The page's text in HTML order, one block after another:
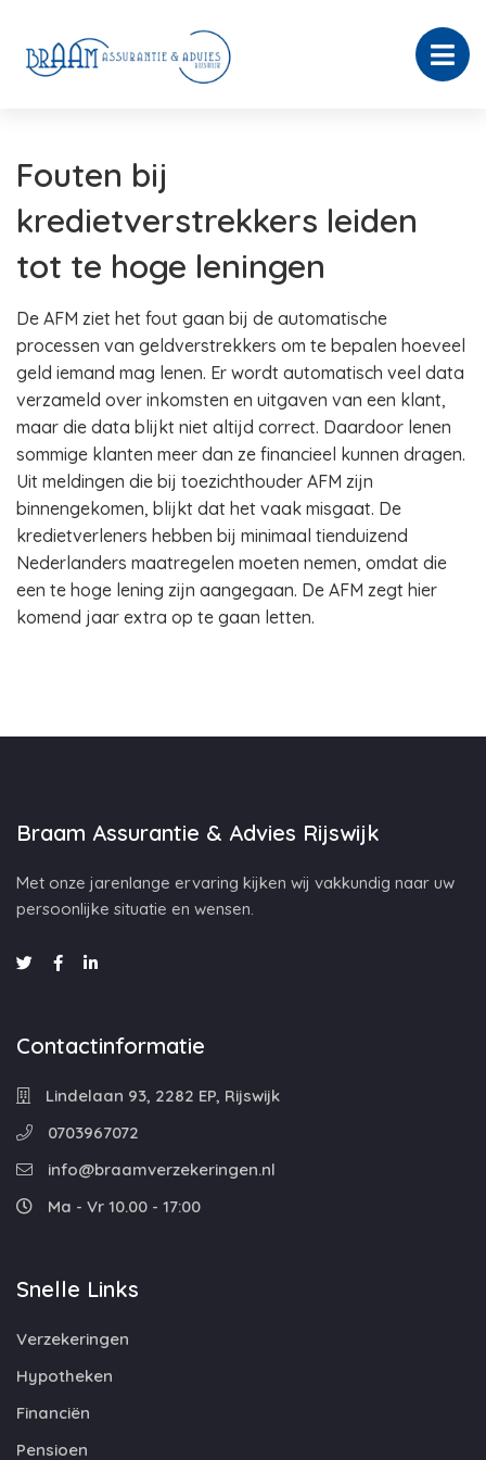
Fouten bij
kredietverstrekkers leiden
tot te hoge leningen
De AFM ziet het fout gaan bij de automatische
processen van geldverstrekkers om te bepalen hoeveel
geld iemand mag lenen. Er wordt automatisch veel data
verzameld over inkomsten en uitgaven van een klant,
maar die data blijkt niet altijd correct. Daardoor lenen
sommige klanten meer dan ze financieel kunnen dragen.
Uit meldingen die bij toezichthouder AFM zijn
binnengekomen, blijkt dat het vaak misgaat. De
kredietverleners hebben bij minimaal tienduizend
Nederlanders maatregelen moeten nemen, omdat die
een te hoge lening zijn aangegaan. De AFM zegt hier
komend jaar extra op te gaan letten.
Braam Assurantie & Advies Rijswijk
Met onze jarenlange ervaring kijken wij vakkundig naar uw
persoonlijke situatie en wensen.
Contactinformatie
Lindelaan 93, 2282 EP, Rijswijk
0703967072
info@braamverzekeringen.nl
Ma - Vr 10.00 - 17:00
Snelle Links
Verzekeringen
Hypotheken
Financiën
Pensioen